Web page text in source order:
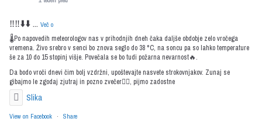
‼️‼️⬇️⬇️
🌡️Po napovedih meteorologov nas v prihodnjih dneh čaka daljše obdobje zelo vročega
vremena. Živo srebro v senci bo znova seglo do 38 °C, na soncu pa so lahko temperature
še za 10 do 15 stopinj višje. Povečala se bo tudi požarna nevarnost🔥.
Da bodo vroči dnevi čim bolj vzdržni, upoštevajte nasvete strokovnjakov. Zunaj se
gibajmo le zgodaj zjutraj in pozno zvečer🤸‍♀️, pijmo zadostne
... Več o
Slika
View on Facebook · Share